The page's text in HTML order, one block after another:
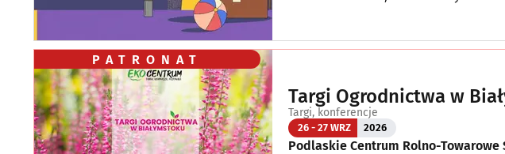
PATRONAT
Targi Ogrodnictwa w
Targi, konferencje
26 - 27 WRZ 2026
Podlaskie Centrum Rolno-Towarowe